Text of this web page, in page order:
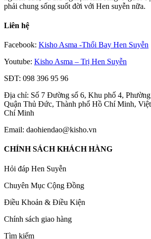
phải chung sống suốt đời với Hen suyễn nữa.
Liên hệ
Facebook: Kisho Asma -Thổi Bay Hen Suyễn
Youtube: Kisho Asma – Trị Hen Suyễn
SĐT: 098 396 95 96
Địa chỉ: Số 7 Đường số 6, Khu phố 4, Phường
Quận Thủ Đức, Thành phố Hồ Chí Minh, Việt
Chí Minh
Email: daohiendao@kisho.vn
CHÍNH SÁCH KHÁCH HÀNG
Hỏi đáp Hen Suyễn
Chuyên Mục Cộng Đồng
Điều Khoản & Điều Kiện
Chính sách giao hàng
Tìm kiếm